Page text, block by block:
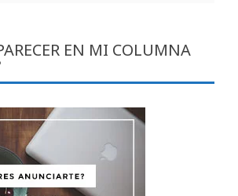
EN MI COLUMNA